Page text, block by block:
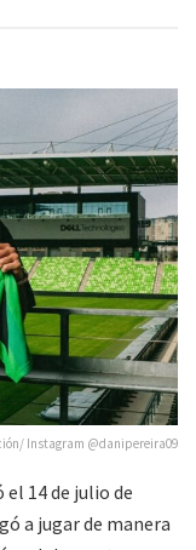
Instagram @danipereira09
el 14 de julio de
a jugar de manera